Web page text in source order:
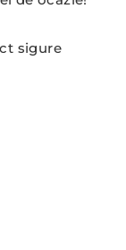
sigure